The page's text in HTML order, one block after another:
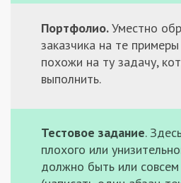
Портфолио.Уместно
заказчика на те
похожи на ту задачу,
выполнить.
Тестовое задание.
плохого или
должно быть или